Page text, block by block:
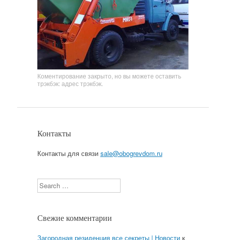
Коментирование закрыто, но вы можете оставить
трэкбэк:адрес трэкбэк.
Контакты
Контакты для связи sale@obogrevdom.ru
Search
Свежие комментарии
Загородная резиденция все секреты | Новостик